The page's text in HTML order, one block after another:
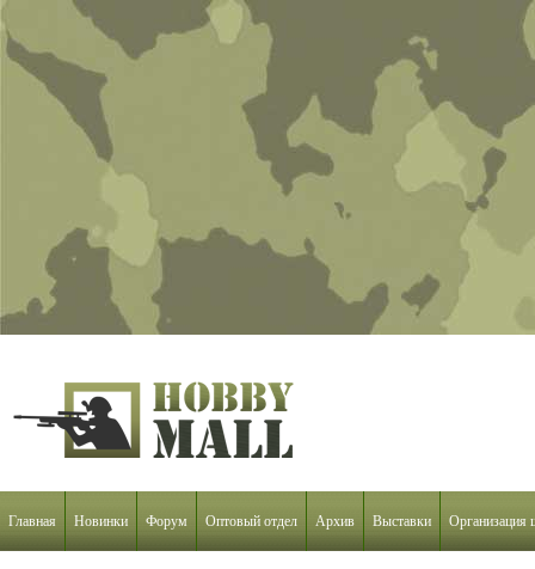
Главная Новинки Форум Оптовый отдел Архив Выставки Организация